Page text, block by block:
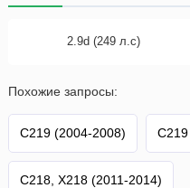
2.9d (249 л.с)
Похожие запросы:
C219 (2004-2008)
C218, X218 (2011-2014)